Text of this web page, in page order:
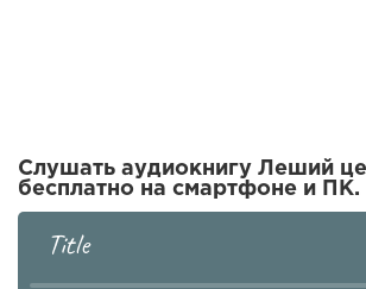
Слушать аудиокнигу Леший
бесплатно на смартфоне и ПК.
Title